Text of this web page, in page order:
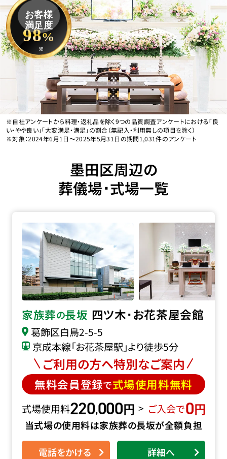
お客様
満足度
98%
※
※自社アンケートから料理・返礼品を除く9つの品質調査アンケートにおける「良
い・やや良い」「大変満足・満足」の割合（無記入・利用無しの項目を除く）
※対象：2024年6月1日〜2025年5月31日の期間1,031件のアンケート
墨田区周辺の
葬儀場･式場一覧
家族葬の長坂 四ツ木･お花茶屋会館
葛飾区白鳥2-5-5
京成本線「お花茶屋駅」より徒歩5分
ご利用の方へ特別なご案内
無料会員登録で式場使用料無料
式場使用料220,000円 > ご入会で0円
当式場の使用料は家族葬の長坂が全額負担
電話をかける 詳細へ
四ツ木･お花茶屋会館の詳細へ